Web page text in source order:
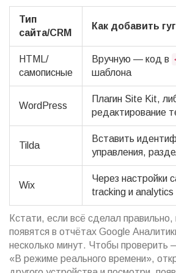
Тип
сайта/CRM
Как добавить
HTML/
самописные
Вручную — код в
шаблона
WordPress
Плагин Site Kit,
редактирование
Tilda
Вставить
управления,
Wix
Через настройки
tracking и analytics
Кстати, если всё сделал
появятся в отчётах Google
несколько минут. Чтобы проверить
«В режиме реального времени»,